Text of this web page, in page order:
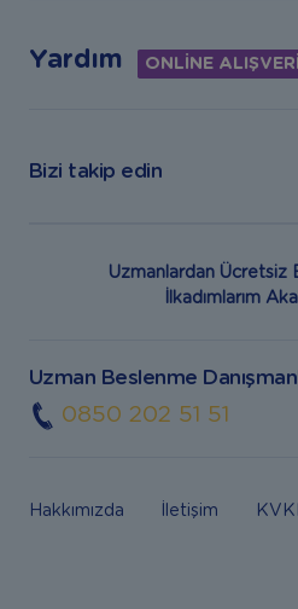
Yardım ONLİNE
Bizi takip edin
Uzmanlardan Ücretsiz
İlkadımlarım
Uzman Beslenme
0850 202 51 51
Hakkımızda İletişim